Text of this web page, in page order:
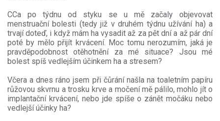
CCa po týdnu od styku se u mě začaly objevovat
menstruační bolesti (tedy již v druhém týdnu užívání ha) a
trvají doteď, i když mám ha vysadit až za pět dní a až pár dní
poté by mělo přijít krvácení. Moc tomu nerozumím, jaká je
pravděpodobnost otěhotnění za mé situace? Jsou mé
bolest spíš vedlejším účinkem ha a stresem?
Včera a dnes ráno jsem při čůrání našla na toaletním papíru
růžovou skvrnu a trosku krve a močení mě pálilo, mohlo jít o
implantační krvácení, nebo jde spíše o zánět močáku nebo
vedlejší účinky ha?